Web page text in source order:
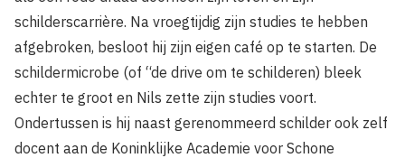
schilderscarrière. Na vroegtijdig zijn studies te hebben
afgebroken, besloot hij zijn eigen café op te starten. De
schildermicrobe (of “de drive om te schilderen) bleek
echter te groot en Nils zette zijn studies voort.
Ondertussen is hij naast gerenommeerd schilder ook zelf
docent aan de Koninklijke Academie voor Schone